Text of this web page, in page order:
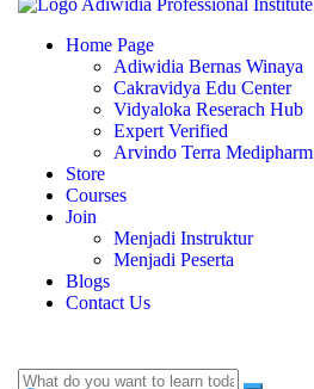
Home Page
Adiwidia Bernas Winaya
Cakravidya Edu Center
Vidyaloka Reserach Hub
Expert Verified
Arvindo Terra Medipharm
Store
Courses
Join
Menjadi Instruktur
Menjadi Peserta
Blogs
Contact Us